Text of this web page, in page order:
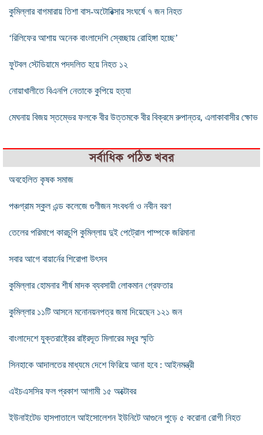
কুমিল্লার বাগমারায় তিশা বাস-অটোরিক্সার সংঘর্ষে ৭ জন নিহত
‘রিলিফের আশায় অনেক বাংলাদেশি স্বেচ্ছায় রোহিঙ্গা হচ্ছে’
ফুটবল স্টেডিয়ামে পদদলিত হয়ে নিহত ১২
নোয়াখালীতে বিএনপি নেতাকে কুপিয়ে হত্যা
মেঘনায় বিজয় স্তম্ভের ফলকে বীর উত্তমকে বীর বিক্রমে রুপান্তর, এলাকাবাসীর ক্ষোভ
সর্বাধিক পঠিত খবর
অবহেলিত কৃষক সমাজ
পঞ্চগ্রাম স্কুল এন্ড কলেজে গুণীজন সংবধর্না ও নবীন বরণ
তেলের পরিমাপে কারচুপি কুমিল্লায় দুই পেট্রোল পাম্পকে জরিমানা
সবার আগে বায়ার্নের শিরোপা উৎসব
কুমিল্লার হোমনার শীর্ষ মাদক ব্যবসায়ী লোকমান গ্রেফতার
কুমিল্লার ১১টি আসনে মনোনয়নপত্র জমা দিয়েছেন ১২১ জন
বাংলাদেশে যুক্তরাষ্ট্রের রাষ্ট্রদূত মিলারের মধুর স্মৃতি
সিনহাকে আদালতের মাধ্যমে দেশে ফিরিয়ে আনা হবে : আইনমন্ত্রী
এইচএসসির ফল প্রকাশ আগামী ১৫ অক্টোবর
ইউনাইটেড হাসপাতালে আইসোলেশন ইউনিটে আগুনে পুড়ে ৫ করোনা রোগী নিহত